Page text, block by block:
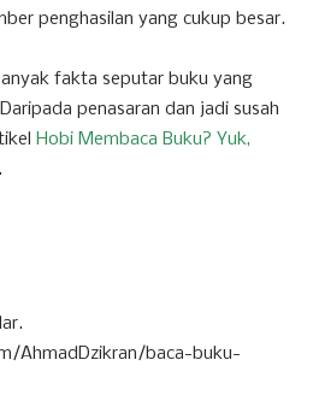
penghasilan yang cukup besar.
fakta seputar buku yang
penasaran dan jadi susah
Hobi Membaca Buku? Yuk,
.
AhmadDzikran/baca-buku-